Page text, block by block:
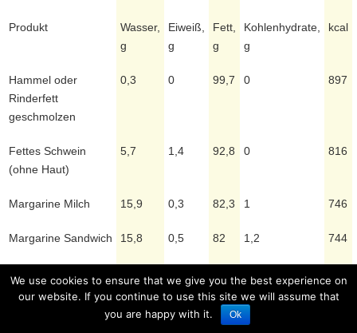
Produkt
Wasser,
g
Eiweiß,
g
Fett,
g
Kohlenhydrate,
g
kcal
Hammel oder
Rinderfett
geschmolzen
0,3 0 99,7 0 897
Fettes Schwein
(ohne Haut)
5,7 1,4 92,8 0 816
Margarine Milch 15,9 0,3 82,3 1 746
Margarine Sandwich 15,8 0,5 82 1,2 744
99,9 0
We use cookies to ensure that we give you the best experience on
our website. If you continue to use this site we will assume that
you are happy with it.
Ok